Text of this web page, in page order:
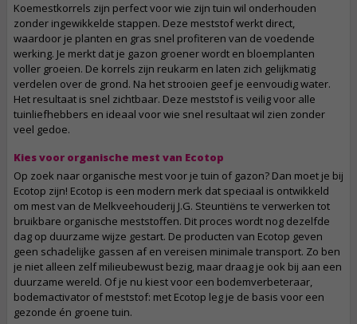
Koemestkorrels zijn perfect voor wie zijn tuin wil onderhouden
zonder ingewikkelde stappen. Deze meststof werkt direct,
waardoor je planten en gras snel profiteren van de voedende
werking. Je merkt dat je gazon groener wordt en bloemplanten
voller groeien. De korrels zijn reukarm en laten zich gelijkmatig
verdelen over de grond. Na het strooien geef je eenvoudig water.
Het resultaat is snel zichtbaar. Deze meststof is veilig voor alle
tuinliefhebbers en ideaal voor wie snel resultaat wil zien zonder
veel gedoe.
Kies voor organische mest van Ecotop
Op zoek naar organische mest voor je tuin of gazon? Dan moet je bij
Ecotop zijn! Ecotop is een modern merk dat speciaal is ontwikkeld
om mest van de Melkveehouderij J.G. Steuntiëns te verwerken tot
bruikbare organische meststoffen. Dit proces wordt nog dezelfde
dag op duurzame wijze gestart. De producten van Ecotop geven
geen schadelijke gassen af en vereisen minimale transport. Zo ben
je niet alleen zelf milieubewust bezig, maar draag je ook bij aan een
duurzame wereld. Of je nu kiest voor een bodemverbeteraar,
bodemactivator of meststof: met Ecotop leg je de basis voor een
gezonde én groene tuin.